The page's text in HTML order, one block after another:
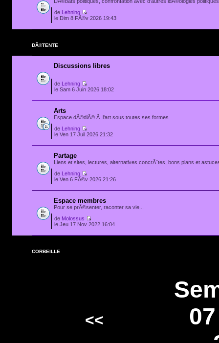
de
Lehning
le Dim 8 FÃ©v 2026 19:43
DÃ©TENTE
Discussions libres
de
Lehning
le Sam 6 Juin 2026 18:02
Arts
Espace dÃ©diÃ© Ã l'art sous toutes ses formes
de
Lehning
le Ven 17 Juil 2026 21:32
Partage
Liens et sites, lectures, alternatives concrÃ¨tes, bons plans et
de
Lehning
le Ven 6 FÃ©v 2026 21:26
Espace membres
Pour se prÃ©senter, raconter sa vie...
de Molossus
le Jeu 17 Nov 2022 16:04
CORBEILLE
<<